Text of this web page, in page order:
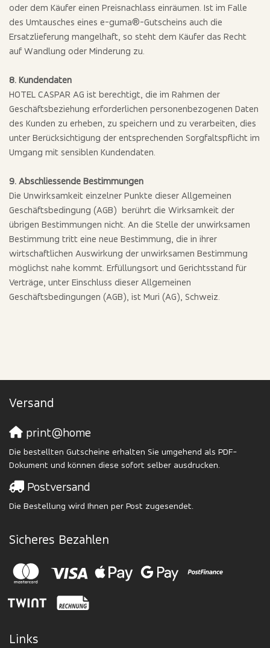
oder dem Käufer einen Preisnachlass einräumen. Ist im Falle
des Umtausches eines e-guma®-Gutscheins auch die
Ersatzlieferung mangelhaft, so steht dem Käufer das Recht
auf Wandlung oder Minderung zu.
8. Kundendaten
HOTEL CASPAR AG ist berechtigt, die im Rahmen der
Geschäftsbeziehung erforderlichen personenbezogenen Daten
des Kunden zu erheben, zu speichern und zu verarbeiten, dies
unter Berücksichtigung der entsprechenden Sorgfaltspflicht im
Umgang mit sensiblen Kundendaten.
9. Abschliessende Bestimmungen
Die Unwirksamkeit einzelner Punkte dieser Allgemeinen
Geschäftsbedingung (AGB) berührt die Wirksamkeit der
übrigen Bestimmungen nicht. An die Stelle der unwirksamen
Bestimmung tritt eine neue Bestimmung, die in ihrer
wirtschaftlichen Auswirkung der unwirksamen Bestimmung
möglichst nahe kommt. Erfüllungsort und Gerichtsstand für
Verträge, unter Einschluss dieser Allgemeinen
Geschäftsbedingungen (AGB), ist Muri (AG), Schweiz.
Versand
print@home
Die bestellten Gutscheine erhalten Sie umgehend als PDF-
Dokument und können diese sofort selber ausdrucken.
Postversand
Die Bestellung wird Ihnen per Post zugesendet.
Sicheres Bezahlen
Links